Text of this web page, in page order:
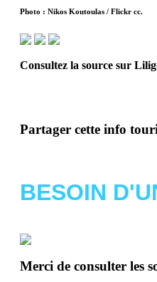
Photo : Nikos Koutoulas / Flickr cc.
Consultez la source sur
Partager cette info
BESOIN
Merci de consulter les